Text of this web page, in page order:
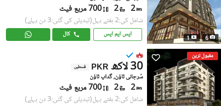
6
1
2
2 700 مربع فیٹ
شامل کی:2 ہفتے پہل (تبدیلی کی گئی:3 دن پہلے)
ایس ایم ایس کال
مقبول ترین
PKR 30 لاکھ قسطیں
سُرجانی ٹاؤن, گداپ ٹاؤن
2
2 700 مربع فیٹ
شامل کی:2 ہفتے پہل (تبدیلی کی گئی:3 دن پہلے)